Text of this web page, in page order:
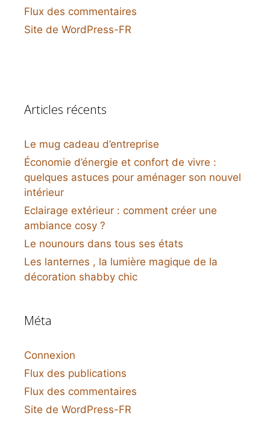
Flux des commentaires
Site de WordPress-FR
Articles récents
Le mug cadeau d’entreprise
Économie d’énergie et confort de vivre :
quelques astuces pour aménager son nouvel
intérieur
Eclairage extérieur : comment créer une
ambiance cosy ?
Le nounours dans tous ses états
Les lanternes , la lumière magique de la
décoration shabby chic
Méta
Connexion
Flux des publications
Flux des commentaires
Site de WordPress-FR